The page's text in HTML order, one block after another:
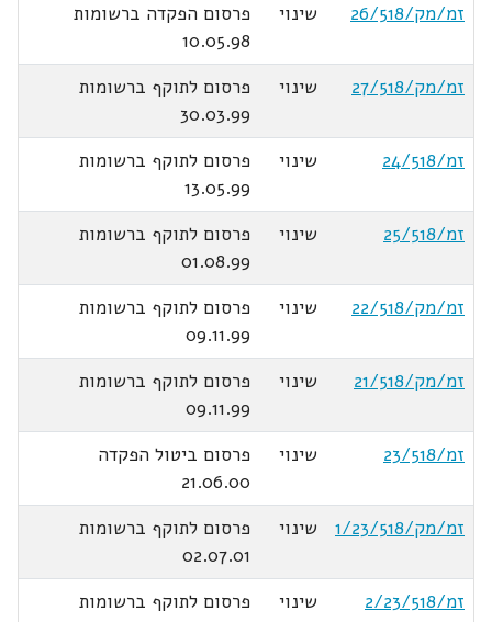
זמ/מק/26/518
שינוי
פרסום הפקדה ברשומות
10.05.98
זמ/מק/27/518
שינוי
פרסום לתוקף ברשומות
30.03.99
זמ/24/518
שינוי
פרסום לתוקף ברשומות
13.05.99
זמ/25/518
שינוי
פרסום לתוקף ברשומות
01.08.99
זמ/מק/22/518
שינוי
פרסום לתוקף ברשומות
09.11.99
זמ/מק/21/518
שינוי
פרסום לתוקף ברשומות
09.11.99
זמ/23/518
שינוי
פרסום ביטול הפקדה
21.06.00
זמ/מק/1/23/518
שינוי
פרסום לתוקף ברשומות
02.07.01
זמ/2/23/518
שינוי
פרסום לתוקף ברשומות